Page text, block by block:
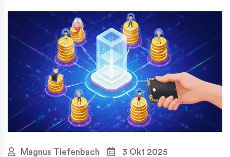
Magnus Tiefenbach 3 Okt 2025